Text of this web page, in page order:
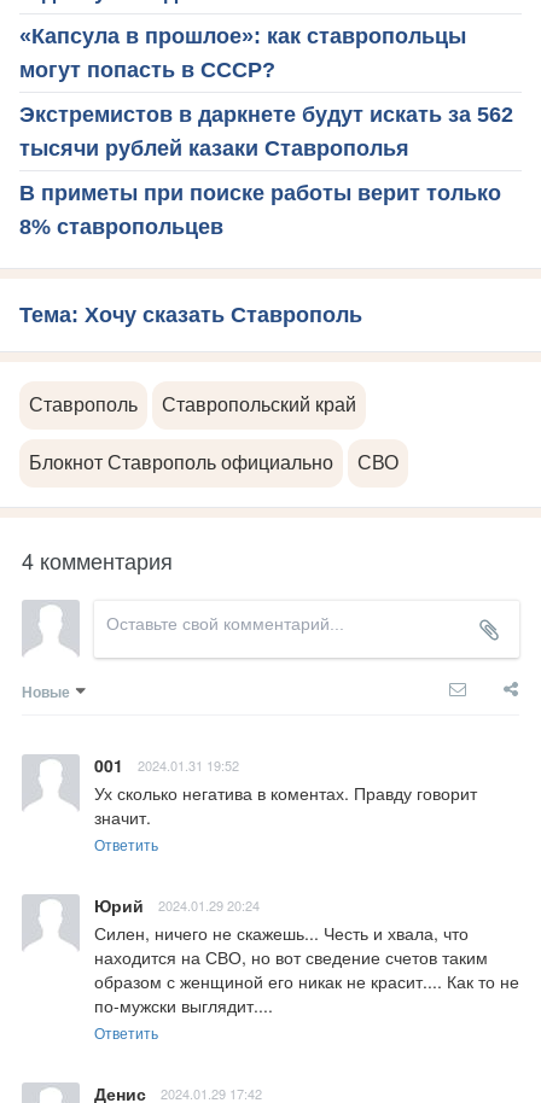
«Капсула в прошлое»: как ставропольцы
могут попасть в СССР?
Экстремистов в даркнете будут искать за 562
тысячи рублей казаки Ставрополья
В приметы при поиске работы верит только
8% ставропольцев
Тема: Хочу сказать Ставрополь
Ставрополь Ставропольский край
Блокнот Ставрополь официально СВО
4 комментария
Новые
001 2024.01.31 19:52
Ух сколько негатива в коментах. Правду говорит
значит.
Ответить
Юрий 2024.01.29 20:24
Силен, ничего не скажешь... Честь и хвала, что
находится на СВО, но вот сведение счетов таким
образом с женщиной его никак не красит.... Как то не
по-мужски выглядит....
Ответить
Денис 2024.01.29 17:42